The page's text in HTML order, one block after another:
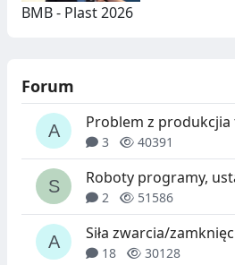
BMB - Plast 2026
Forum
Problem z produkcjia
3 40391
Roboty programy,
2 51586
Siła zwarcia/
18 30128